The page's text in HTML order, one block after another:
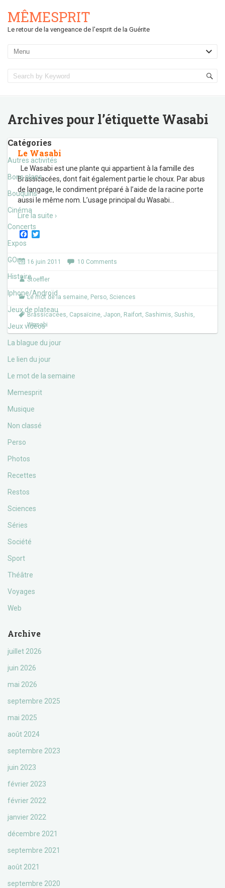
MÊMESPRIT
Le retour de la vengeance de l'esprit de la Guérite
Archives pour l’étiquette Wasabi
Catégories
Autres activités
Bons plans
Bouquins
Cinéma
Concerts
Expos
GOne
Histoire
Iphone/Androïd
Jeux de plateau
Jeux vidéos
La blague du jour
Le lien du jour
Le mot de la semaine
Memesprit
Musique
Non classé
Perso
Photos
Recettes
Restos
Sciences
Séries
Société
Sport
Théâtre
Voyages
Web
Archive
juillet 2026
juin 2026
mai 2026
septembre 2025
mai 2025
août 2024
septembre 2023
juin 2023
février 2023
février 2022
janvier 2022
décembre 2021
septembre 2021
août 2021
septembre 2020
Le Wasabi
Le Wasabi est une plante qui appartient à la famille des
Brassicacées, dont fait également partie le choux. Par abus
de langage, le condiment préparé à l’aide de la racine porte
aussi le même nom. L’usage principal du Wasabi
Lire la suite ›
F
e
b
o
o
k
t
t
r
16 juin 2011 10 Comments
Stoeffler
Le mot de la semaine, Perso, Sciences
Brassicacées, Capsaïcine, Japon, Raifort, Sashimis, Sushis,
Wasabi